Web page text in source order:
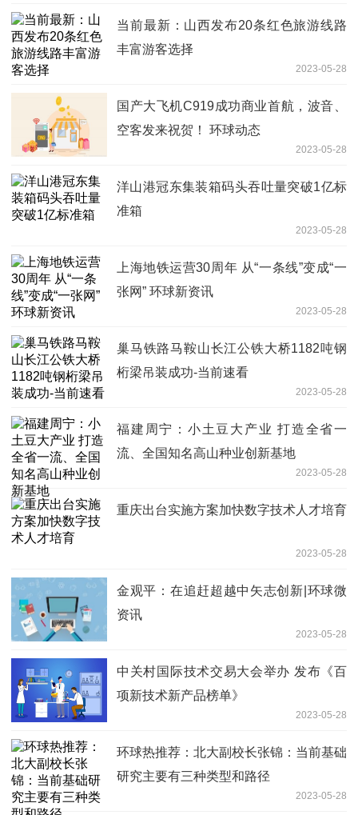
当前最新：山西发布20条红色旅游线路
丰富游客选择
2023-05-28
国产大飞机C919成功商业首航，波音、
空客发来祝贺！ 环球动态
2023-05-28
洋山港冠东集装箱码头吞吐量突破1亿标
准箱
2023-05-28
上海地铁运营30周年 从“一条线”变成“一
张网” 环球新资讯
2023-05-28
巢马铁路马鞍山长江公铁大桥1182吨钢
桁梁吊装成功-当前速看
2023-05-28
福建周宁：小土豆大产业 打造全省一
流、全国知名高山种业创新基地
2023-05-28
重庆出台实施方案加快数字技术人才培育
2023-05-28
金观平：在追赶超越中矢志创新|环球微
资讯
2023-05-28
中关村国际技术交易大会举办 发布《百
项新技术新产品榜单》
2023-05-28
环球热推荐：北大副校长张锦：当前基础
研究主要有三种类型和路径
2023-05-28